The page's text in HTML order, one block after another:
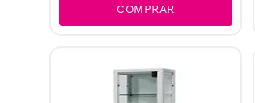
COMPRAR